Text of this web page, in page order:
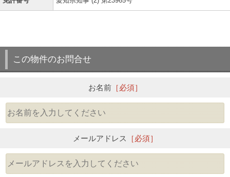
この物件のお問合せ
お名前［必須］
メールアドレス ［必須］